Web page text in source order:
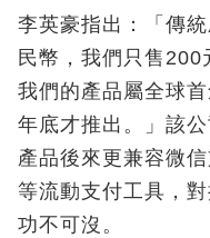
李英豪指出：「傳
民幣，我們只售200
我們的產品屬全球
年底才推出。」該
產品後來更兼容微
等流動支付工具，
功不可沒。